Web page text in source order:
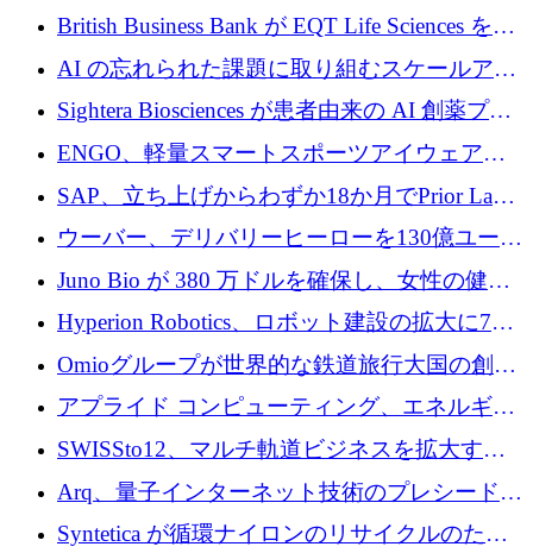
ウーバーはデリバリー・ヒーローを130億ユー
ロの契約で買収、レボルトは2027年に米国の
銀行を立ち上げる
British Business Bank が EQT Life Sciences を
2,500 万ユーロのコミットメントで支援
AI の忘れられた課題に取り組むスケールアッ
プを実現: カメラロール
Sightera Biosciences が患者由来の AI 創薬プラ
ットフォームを拡大するために 300 万ユーロ
のプレシードをクローズ
ENGO、軽量スマートスポーツアイウェアの
進歩のために510万ユーロを調達
SAP、立ち上げからわずか18か月でPrior Labs
を10億ユーロ以上の契約で買収
ウーバー、デリバリーヒーローを130億ユーロ
の契約で買収、99か国にまたがるプラットフ
ォームを構築
Juno Bio が 380 万ドルを確保し、女性の健康
専用の初のシーケンスラボを開設
Hyperion Robotics、ロボット建設の拡大に740
万ドルを確保
Omioグループが世界的な鉄道旅行大国の創設
を目指してRail Europeを買収
アプライド コンピューティング、エネルギー
向け基盤 AI の拡張に 2,000 万ドルを調達
SWISSto12、マルチ軌道ビジネスを拡大する
ためにシリーズCで7,000万ドルを調達
Arq、量子インターネット技術のプレシードと
して140万ドルを確保
Syntetica が循環ナイロンのリサイクルのため